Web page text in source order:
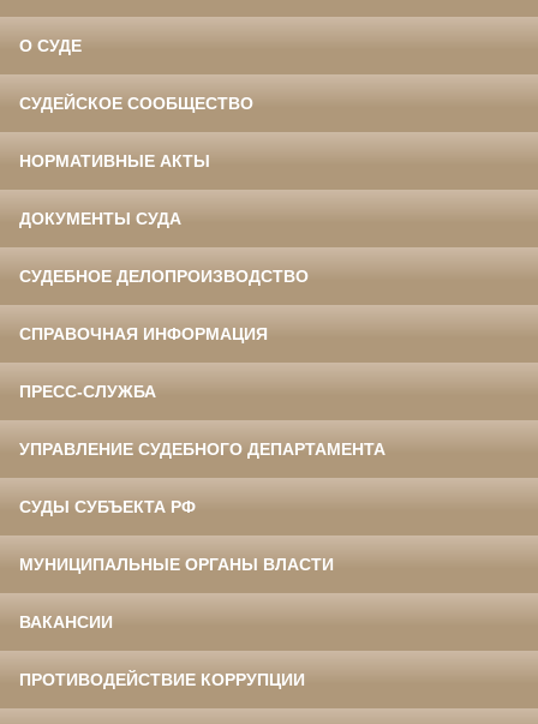
О СУДЕ
СУДЕЙСКОЕ СООБЩЕСТВО
НОРМАТИВНЫЕ АКТЫ
ДОКУМЕНТЫ СУДА
СУДЕБНОЕ ДЕЛОПРОИЗВОДСТВО
СПРАВОЧНАЯ ИНФОРМАЦИЯ
ПРЕСС-СЛУЖБА
УПРАВЛЕНИЕ СУДЕБНОГО ДЕПАРТАМЕНТА
СУДЫ СУБЪЕКТА РФ
МУНИЦИПАЛЬНЫЕ ОРГАНЫ ВЛАСТИ
ВАКАНСИИ
ПРОТИВОДЕЙСТВИЕ КОРРУПЦИИ